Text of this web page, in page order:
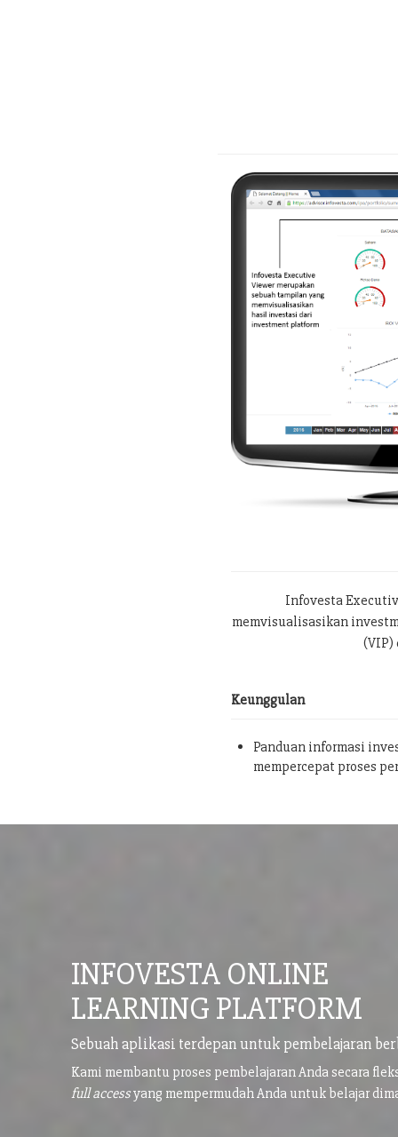
Infovesta
memvisualisasikan
(VIP)
Keunggulan
Panduan informasi
mempercepat proses
INFOVESTA ONLINE
LEARNING PLATFORM
Sebuah aplikasi terdepan untuk pembelajaran
Kami membantu proses pembelajaran Anda secara
full accessyang mempermudah Anda untuk belajar